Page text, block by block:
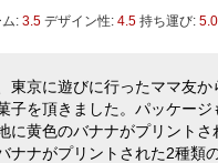
: 3.5 デザイン性: 4.5 持ち運び: 5.0
東京に遊びに行ったママ友
子を頂きました。パッケー
に黄色のバナナがプリント
ナナがプリントされた2種類